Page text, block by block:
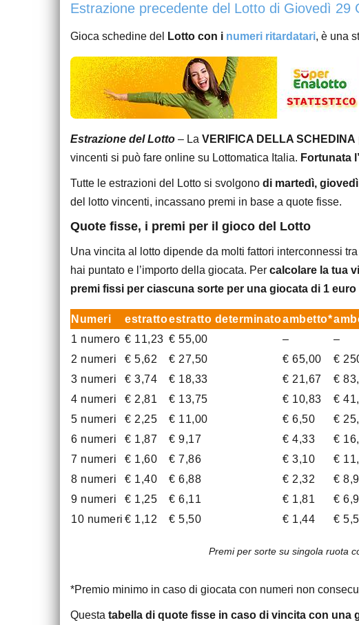
Estrazione precedente del Lotto di Giovedì 29
Gioca schedine del Lotto con i numeri ritardatari, è una
Estrazione del Lotto – La VERIFICA DELLA SCHEDINA
vincenti si può fare online su Lottomatica Italia. Fortunata
Tutte le estrazioni del Lotto si svolgono di martedì,
del lotto vincenti, incassano premi in base a quote fisse.
Quote fisse, i premi per il gioco del Lotto
Una vincita al lotto dipende da molti fattori interconnessi
hai puntato e l’importo della giocata. Per calcolare la tua
premi fissi per ciascuna sorte per una giocata di 1
Numeri estrattoestratto determinatoambetto*
1 numero € 11,23 € 55,00 – –
2 numeri
€ 5,62 € 27,50 € 65,00 €
3 numeri
€ 3,74 € 18,33 € 21,67 €
4 numeri
€ 2,81 € 13,75 € 10,83 €
5 numeri
€ 2,25 € 11,00 € 6,50 €
6 numeri
€ 1,87 € 9,17 € 4,33 €
7 numeri
€ 1,60 € 7,86 € 3,10 €
8 numeri
€ 1,40 € 6,88 € 2,32 €
9 numeri
€ 1,25 € 6,11 € 1,81 €
10 numeri € 1,12 € 5,50 € 1,44 €
Premi per sorte su singola ruota
*Premio minimo in caso di giocata con numeri non
Questa tabella di quote fisse in caso di vincita con una